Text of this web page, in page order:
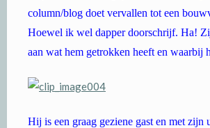
column/blog doet vervallen tot een
Hoewel ik wel dapper doorschrijf. Ha!
aan wat hem getrokken heeft en waarbij
Hij is een graag geziene gast en met zijn